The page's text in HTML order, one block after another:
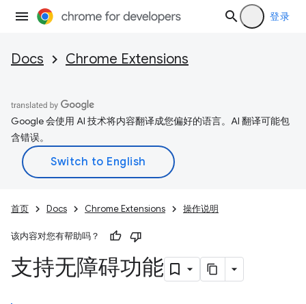
登录
Docs Chrome Extensions
Google 会使用 AI 技术将内容翻译成您偏好的语言。AI 翻译可能包
含错误。
首页 Docs Chrome Extensions 操作说明
该内容对您有帮助吗？
支持无障碍功能